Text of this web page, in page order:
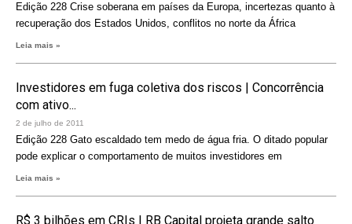
Edição 228 Crise soberana em países da Europa, incertezas quanto à
recuperação dos Estados Unidos, conflitos no norte da África
Leia mais »
Investidores em fuga coletiva dos riscos | Concorrência
com ativo...
2 de julho de 2011
Edição 228 Gato escaldado tem medo de água fria. O ditado popular
pode explicar o comportamento de muitos investidores em
Leia mais »
R$ 3 bilhões em CRIs | RB Capital projeta grande salto